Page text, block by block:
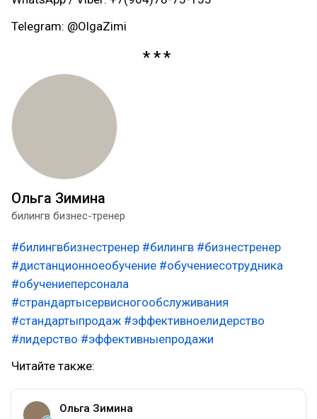
Telegram: @OlgaZimi
Ольга Зимина
билингв бизнес-тренер
#билингвбизнестренер #билингв #бизнестренер
#дистанционноеобучение #обучениесотрудника
#обучениеперсонала
#страндартысервисногообслуживания
#стандартыпродаж #эффективноелидерство
#лидерство #эффективныепродажи
Читайте также:
Ольга Зимина